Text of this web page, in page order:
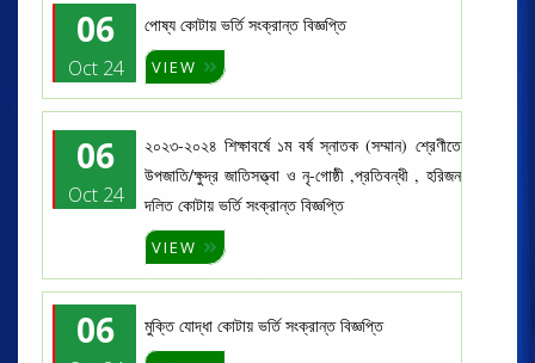
06
Oct 24
পোষ্য কোটায় ভর্তি সংক্রান্ত বিজ্ঞপ্তি
VIEW
06
Oct 24
২০২৩-২০২৪ শিক্ষাবর্ষে ১ম বর্ষ স্নাতক (সম্মান) শ্রেণীতে
উপজাতি/ক্ষুদ্র জাতিসত্ত্বা ও নৃ-গোষ্ঠী ,প্রতিবন্ধী , হরিজন
দলিত কোটায় ভর্তি সংক্রান্ত বিজ্ঞপ্তি
VIEW
06 মুক্তি যোদ্ধা কোটায় ভর্তি সংক্রান্ত বিজ্ঞপ্তি